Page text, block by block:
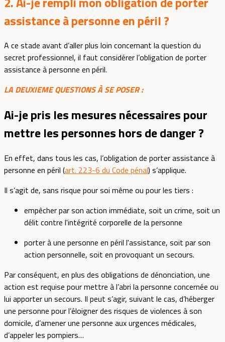
assistance à personne en péril ?
A ce stade avant d’aller plus loin concernant la question du
secret professionnel, il faut considérer l’obligation de porter
assistance à personne en péril.
LA DEUXIEME QUESTIONS À SE POSER :
Ai-je pris les mesures nécessaires pour
mettre les personnes hors de danger ?
En effet, dans tous les cas, l’obligation de porter assistance à
personne en péril (art. 223-6 du Code pénal) s’applique.
Il s’agit de, sans risque pour soi même ou pour les tiers :
empêcher par son action immédiate, soit un crime, soit un
délit contre l'intégrité corporelle de la personne
porter à une personne en péril l'assistance, soit par son
action personnelle, soit en provoquant un secours.
Par conséquent, en plus des obligations de dénonciation, une
action est requise pour mettre à l’abri la personne concernée ou
lui apporter un secours. Il peut s’agir, suivant le cas, d’héberger
une personne pour l’éloigner des risques de violences à son
domicile, d’amener une personne aux urgences médicales,
d’appeler les pompiers…